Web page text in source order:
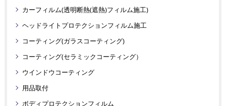
カーフィルム(透明断熱(遮熱)フィルム施工)
ヘッドライトプロテクションフィルム施工
コーティング(ガラスコーティング)
コーティング(セラミックコーティング）
ウインドウコーティング
用品取付
ボディプロテクションフィルム